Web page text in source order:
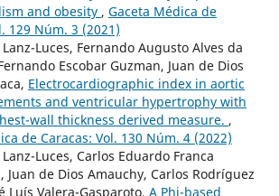
and obesity , Gaceta Médica de
129 Núm. 3 (2021)
Lanz-Luces, Fernando Augusto Alves da
Escobar Guzman, Juan de Dios
Electrocardiographic index in aortic
and ventricular hypertrophy with
wall thickness derived measure. ,
de Caracas: Vol. 130 Núm. 4 (2022)
Lanz-Luces, Carlos Eduardo Franca
de Dios Amauchy, Carlos Rodríguez
Luís Valera-Gasparoto, A Phi-based